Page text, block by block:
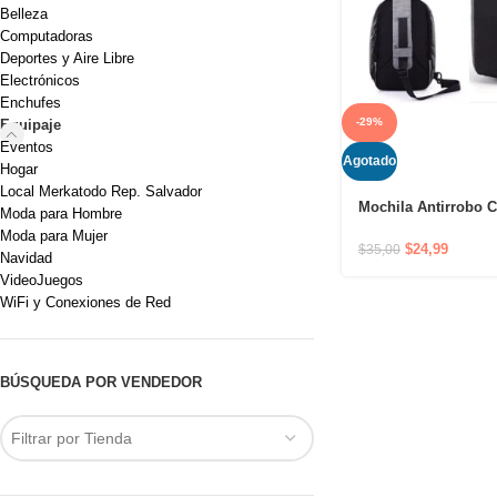
Belleza
Computadoras
Deportes y Aire Libre
Electrónicos
Enchufes
Equipaje
Eventos
Hogar
Local Merkatodo Rep. Salvador
Moda para Hombre
Moda para Mujer
Navidad
VideoJuegos
WiFi y Conexiones de Red
BÚSQUEDA POR VENDEDOR
Filtrar por Tienda
-29%
Agotado
Mochila Antirrobo
Puerto USB y Cierre
$35,00 $24,99